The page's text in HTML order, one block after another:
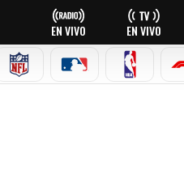
EN VIVO EN VIVO
NFL MLB NBA